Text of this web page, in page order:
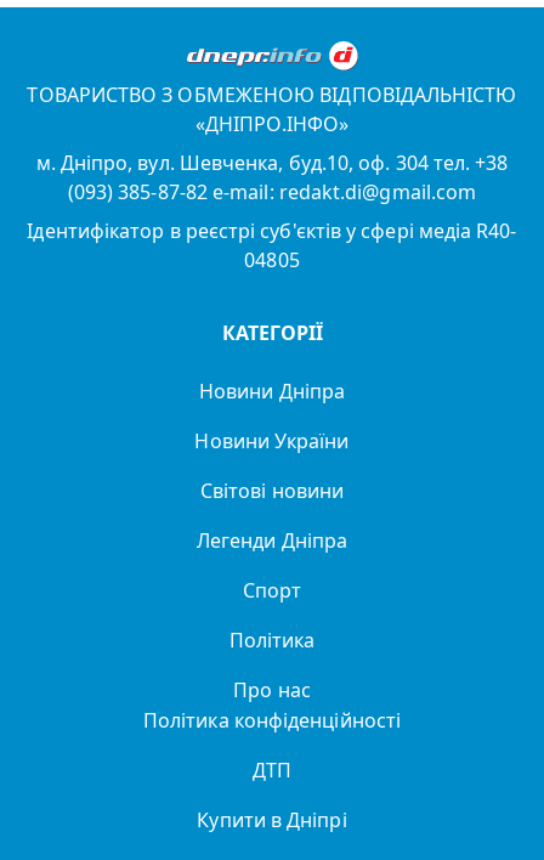
ТОВАРИСТВО З ОБМЕЖЕНОЮ ВІДПОВІДАЛЬНІСТЮ
«ДНІПРО.ІНФО»
м. Дніпро, вул. Шевченка, буд.10, оф. 304 тел. +38
(093) 385-87-82 e-mail: redakt.di@gmail.com
Ідентифікатор в реєстрі суб'єктів у сфері медіа R40-
04805
КАТЕГОРІЇ
Новини Дніпра
Новини України
Світові новини
Легенди Дніпра
Спорт
Політика
Про нас
Політика конфіденційності
ДТП
Купити в Дніпрі